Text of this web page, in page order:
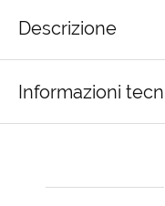
Descrizione
Informazioni